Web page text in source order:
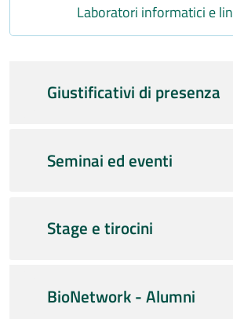
Laboratori informatici e
Giustificativi di presenza
Seminai ed eventi
Stage e tirocini
BioNetwork - Alumni